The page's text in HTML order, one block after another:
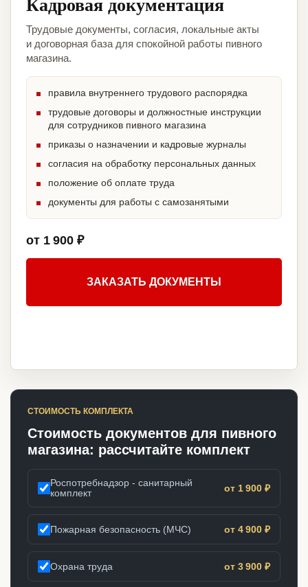
Трудовые документы, согласия, локальные акты
и договорная база для спокойной работы пивного
магазина.
правила внутреннего трудового распорядка
трудовые договоры и должностные инструкции
для сотрудников пивного магазина
приказы о назначении и кадровые журналы
согласия на обработку персональных данных
положение об оплате труда
документы для работы с самозанятыми
от 1 900 ₽
ЗАКАЗАТЬ ДОКУМЕНТЫ
СТОИМОСТЬ КОМПЛЕКТА
Стоимость документов для пивного
магазина: рассчитайте комплект
Роспотребнадзор - санитарный
комплект
от 1 900 ₽
Пожарная безопасность (МЧС) от 4 900 ₽
Охрана труда от 3 900 ₽